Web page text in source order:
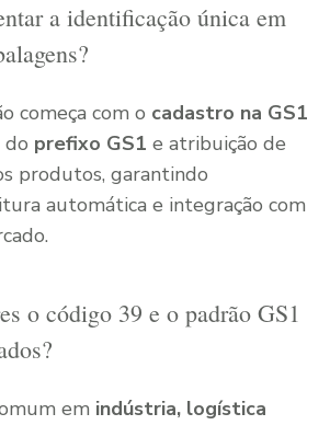
a identificação única em
começa com o cadastro na GS1
do prefixo GS1 e atribuição de
produtos, garantindo
automática e integração com
o código 39 e o padrão GS1
em indústria, logística